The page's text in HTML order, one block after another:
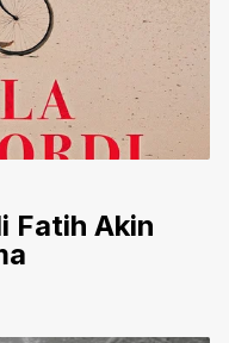
Fatih Akin